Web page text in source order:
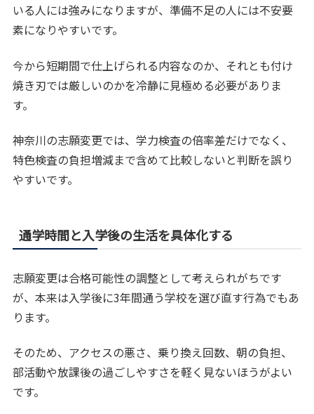
いる人には強みになりますが、準備不足の人には不安要
素になりやすいです。
今から短期間で仕上げられる内容なのか、それとも付け
焼き刃では厳しいのかを冷静に見極める必要がありま
す。
神奈川の志願変更では、学力検査の倍率差だけでなく、
特色検査の負担増減まで含めて比較しないと判断を誤り
やすいです。
通学時間と入学後の生活を具体化する
志願変更は合格可能性の調整として考えられがちです
が、本来は入学後に3年間通う学校を選び直す行為でもあ
ります。
そのため、アクセスの悪さ、乗り換え回数、朝の負担、
部活動や放課後の過ごしやすさを軽く見ないほうがよい
です。